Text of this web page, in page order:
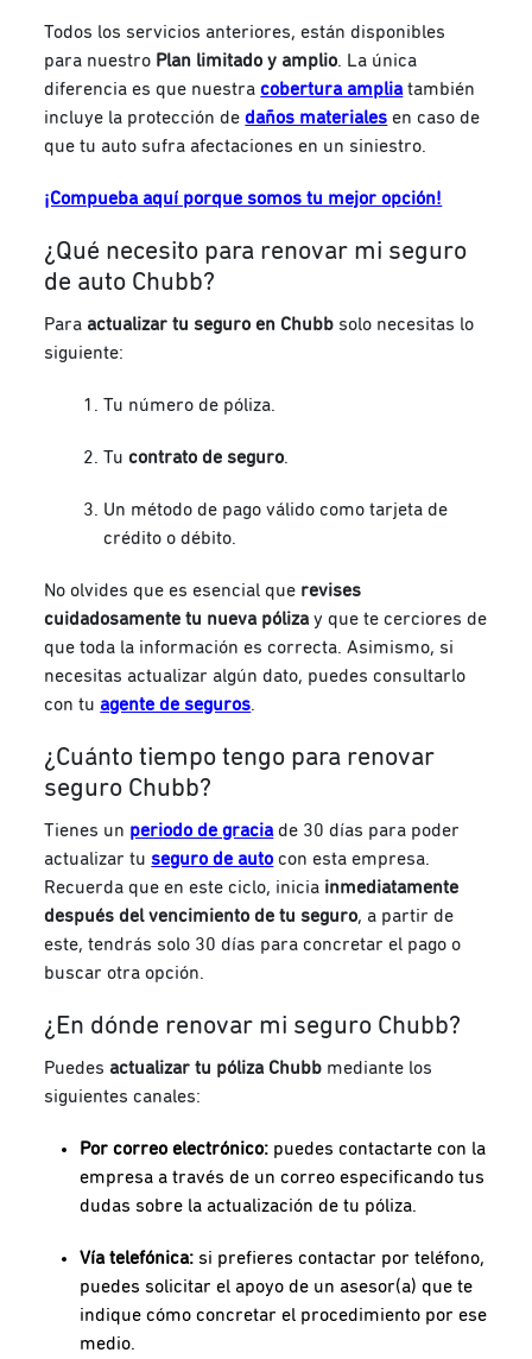
Todos los servicios anteriores, están disponibles
para nuestro Plan limitado y amplio. La única
diferencia es que nuestracobertura amplia también
incluye la protección dedaños materiales en caso de
que tu auto sufra afectaciones en un siniestro.
¡Compueba aquí porque somos tu mejor opción!
¿Qué necesito para renovar mi seguro
de auto Chubb?
Para actualizar tu seguro en Chubbsolo necesitas lo
siguiente:
Tu número de póliza.
Tucontrato de seguro.
Un método de pago válido como tarjeta de
crédito o débito.
No olvides que es esencial que revises
cuidadosamente tu nueva póliza y que te cerciores de
que toda la información es correcta. Asimismo, si
necesitas actualizar algún dato, puedes consultarlo
con tu agente de seguros.
¿Cuánto tiempo tengo para renovar
seguro Chubb?
Tienes un periodo de gracia de 30 días para poder
actualizar tuseguro de auto con esta empresa.
Recuerda que en este ciclo, inicia inmediatamente
después del vencimiento de tu seguro, a partir de
este, tendrás solo 30 días para concretar el pago o
buscar otra opción.
¿En dónde renovar mi seguro Chubb?
Puedes actualizar tu póliza Chubb mediante los
siguientes canales:
Por correo electrónico: puedes contactarte con la
empresa a través de un correo especificando tus
dudas sobre la actualización de tu póliza.
Vía telefónica:si prefieres contactar por teléfono,
puedes solicitar el apoyo de un asesor(a) que te
indique cómo concretar el procedimiento por ese
medio.